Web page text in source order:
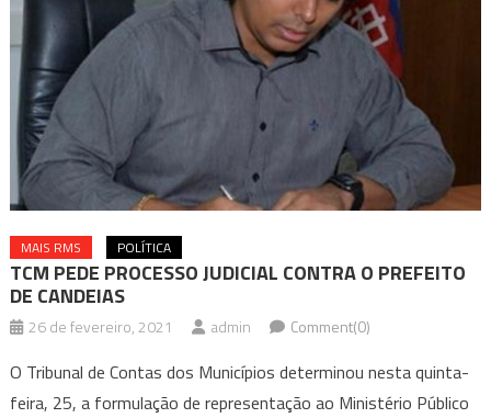
MAIS RMS POLÍTICA
TCM PEDE PROCESSO JUDICIAL CONTRA O PREFEITO
DE CANDEIAS
26 de fevereiro, 2021 admin Comment(0)
O Tribunal de Contas dos Municípios determinou nesta quinta-
feira, 25, a formulação de representação ao Ministério Público